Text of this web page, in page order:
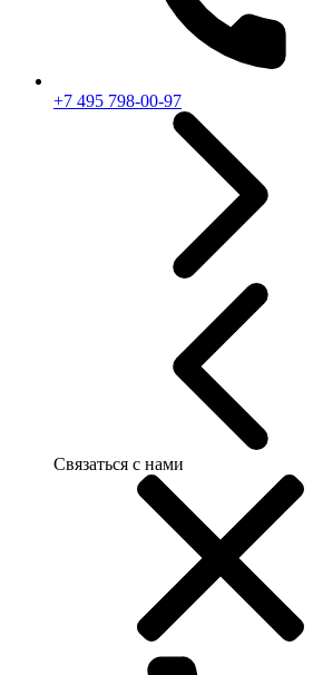
+7 495 798-00-97
Связаться с нами